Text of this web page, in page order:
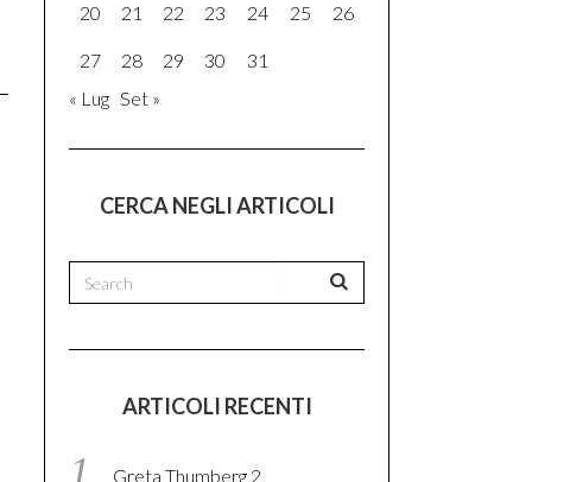
20 21 22 23 24 25 26
27 28 29 30
31
« Lug Set »
CERCA NEGLI ARTICOLI
ARTICOLI RECENTI
Greta Thumberg 2